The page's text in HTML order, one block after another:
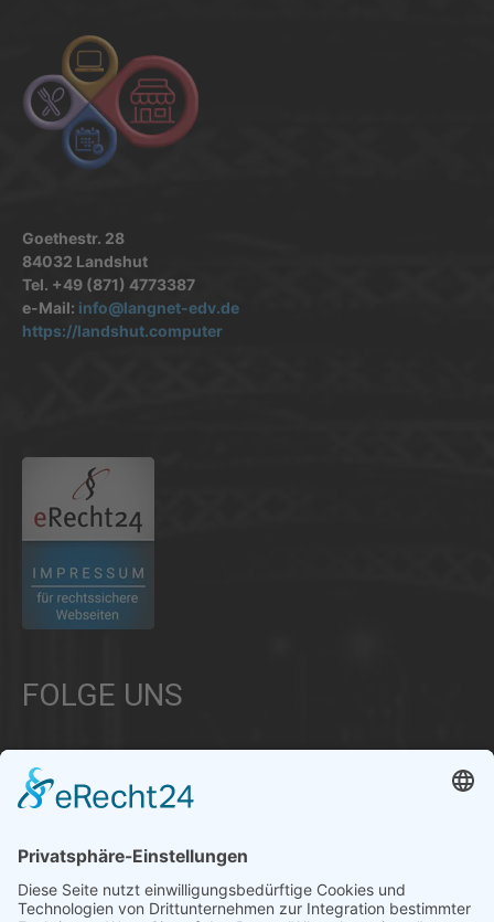
Goethestr. 28
84032 Landshut
Tel. +49 (871) 4773387
e-Mail: info@langnet-edv.de
https://landshut.computer
FOLGE UNS
Informationen aus Politik – Wirtschaft – Kultur – Umwelt –